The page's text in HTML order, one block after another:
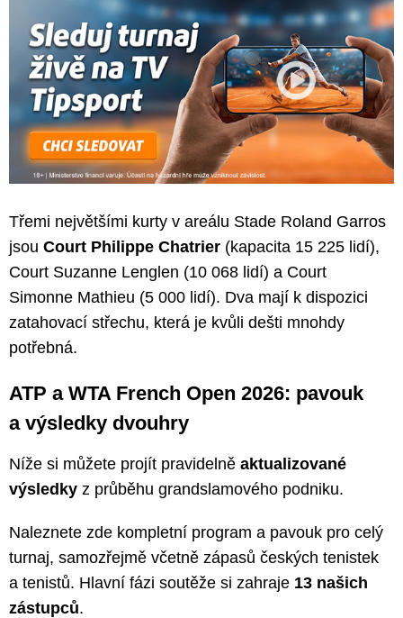
Třemi největšími kurty v areálu Stade Roland Garros
jsou Court Philippe Chatrier (kapacita 15 225 lidí),
Court Suzanne Lenglen (10 068 lidí) a Court
Simonne Mathieu (5 000 lidí). Dva mají k dispozici
zatahovací střechu, která je kvůli dešti mnohdy
potřebná.
ATP a WTA French Open 2026: pavouk
a výsledky dvouhry
Níže si můžete projít pravidelně aktualizované
výsledky z průběhu grandslamového podniku.
Naleznete zde kompletní program a pavouk pro celý
turnaj, samozřejmě včetně zápasů českých tenistek
a tenistů. Hlavní fázi soutěže si zahraje 13 našich
zástupců.